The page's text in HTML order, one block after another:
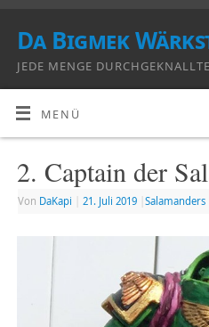
Da Bigmek
JEDE MENGE
MENÜ
2. Captain der
Von DaKapi 21. Juli 2019 Salamanders